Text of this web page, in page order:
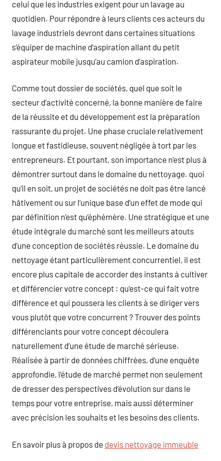
celui que les industries exigent pour un lavage au
quotidien. Pour répondre à leurs clients ces acteurs du
lavage industriels devront dans certaines situations
s’équiper de machine d’aspiration allant du petit
aspirateur mobile jusqu’au camion d’aspiration.
Comme tout dossier de sociétés, quel que soit le
secteur d’activité concerné, la bonne manière de faire
de la réussite et du développement est la préparation
rassurante du projet. Une phase cruciale relativement
longue et fastidieuse, souvent négligée à tort par les
entrepreneurs. Et pourtant, son importance n’est plus à
démontrer surtout dans le domaine du nettoyage. quoi
qu’il en soit, un projet de sociétés ne doit pas être lancé
hâtivement ou sur l’unique base d’un effet de mode qui
par définition n’est qu’éphémère. Une stratégique et une
étude intégrale du marché sont les meilleurs atouts
d’une conception de sociétés réussie. Le domaine du
nettoyage étant particulièrement concurrentiel, il est
encore plus capitale de accorder des instants à cultiver
et différencier votre concept : qu’est-ce qui fait votre
différence et qui poussera les clients à se diriger vers
vous plutôt que votre concurrent ? Trouver des points
différenciants pour votre concept découlera
naturellement d’une étude de marché sérieuse.
Réalisée à partir de données chiffrées, d’une enquête
approfondie, l’étude de marché permet non seulement
de dresser des perspectives d’évolution sur dans le
temps pour votre entreprise, mais aussi déterminer
avec précision les souhaits et les besoins des clients.
En savoir plus à propos de devis nettoyage immeuble